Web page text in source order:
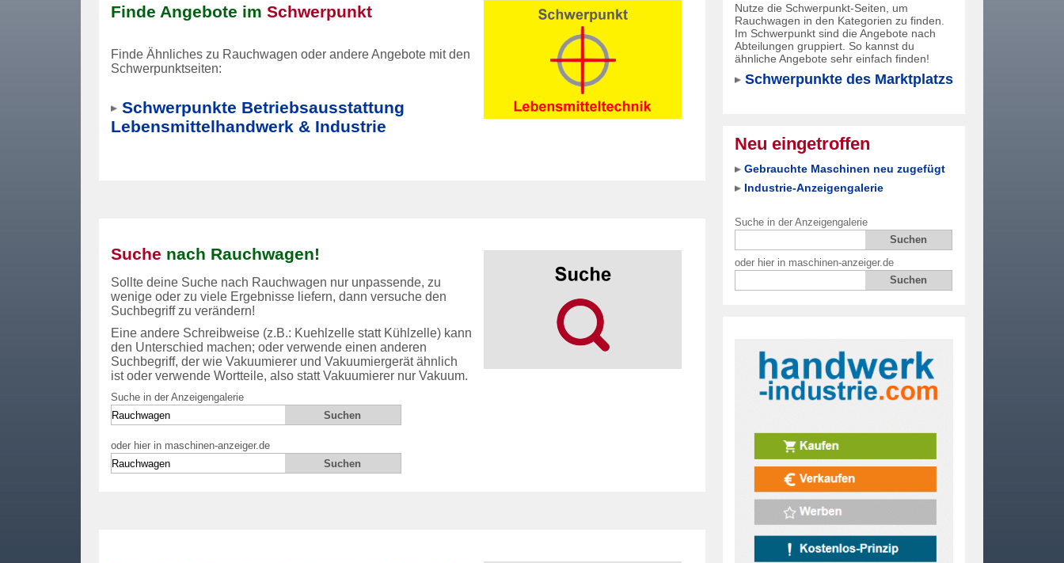
Nutze die Schwerpunkt-Seiten, um
Rauchwagen in den Kategorien zu finden.
Im Schwerpunkt sind die Angebote nach
Abteilungen gruppiert. So kannst du
ähnliche Angebote sehr einfach finden!
Schwerpunkte des Marktplatzs
Neu eingetroffen
Gebrauchte Maschinen neu zugefügt
Industrie-Anzeigengalerie
Suche in der Anzeigengalerie
oder hier in maschinen-anzeiger.de
Finde Angebote im Schwerpunkt
Finde Ähnliches zu Rauchwagen oder andere Angebote mit den
Schwerpunktseiten:
Schwerpunkte Betriebsausstattung
Lebensmittelhandwerk & Industrie
Suche nach Rauchwagen!
Sollte deine Suche nach Rauchwagen nur unpassende, zu
wenige oder zu viele Ergebnisse liefern, dann versuche den
Suchbegriff zu verändern!
Eine andere Schreibweise (z.B.: Kuehlzelle statt Kühlzelle) kann
den Unterschied machen; oder verwende einen anderen
Suchbegriff, der wie Vakuumierer und Vakuumiergerät ähnlich
ist oder verwende Wortteile, also statt Vakuumierer nur Vakuum.
Suche in der Anzeigengalerie
oder hier in maschinen-anzeiger.de